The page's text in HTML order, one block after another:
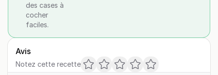
des cases à
cocher
faciles.
Avis
Notez cette recette